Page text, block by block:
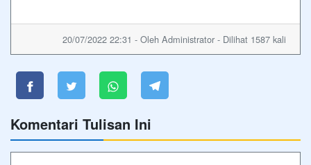
20/07/2022 22:31 - Oleh Administrator - Dilihat 1587 kali
Komentari Tulisan Ini